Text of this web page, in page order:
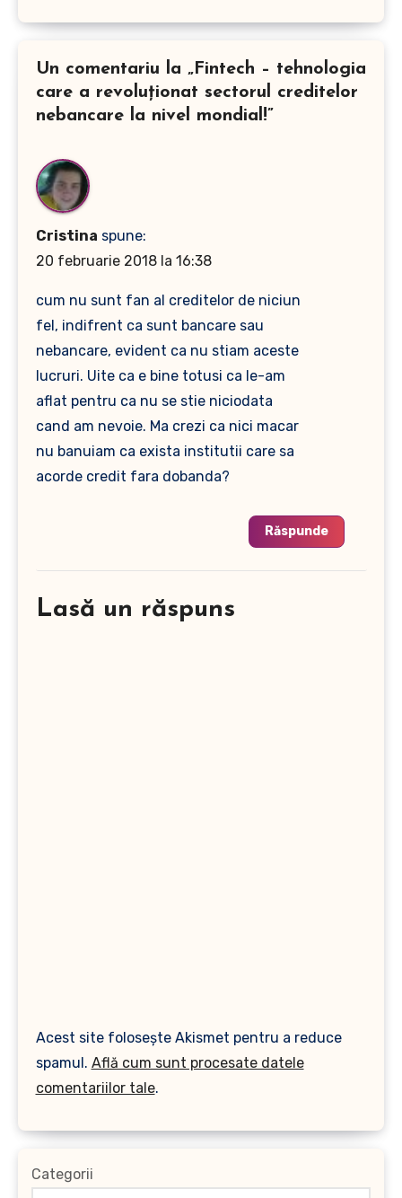
Un comentariu la „Fintech – tehnologia
care a revoluționat sectorul creditelor
nebancare la nivel mondial!”
Cristina spune:
20 februarie 2018 la 16:38
cum nu sunt fan al creditelor de niciun
fel, indifrent ca sunt bancare sau
nebancare, evident ca nu stiam aceste
lucruri. Uite ca e bine totusi ca le-am
aflat pentru ca nu se stie niciodata
cand am nevoie. Ma crezi ca nici macar
nu banuiam ca exista institutii care sa
acorde credit fara dobanda?
Răspunde
Lasă un răspuns
Acest site folosește Akismet pentru a reduce
spamul. Află cum sunt procesate datele
comentariilor tale.
Categorii